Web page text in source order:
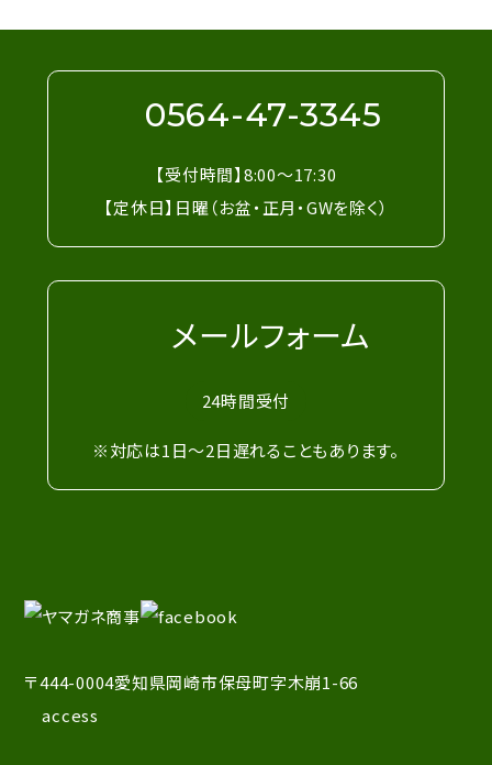
0564-47-3345
【受付時間】8:00～17:30
【定休日】日曜（お盆・正月・GWを除く）
メールフォーム
24時間受付
※対応は1日～2日遅れることもあります。
〒444-0004愛知県岡崎市保母町字木崩1-66
access